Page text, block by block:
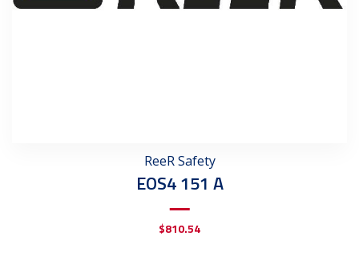
ReeR Safety
EOS4 151 A
$810.54